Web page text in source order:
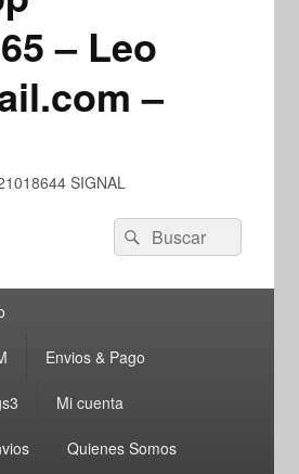
– Leo
–
SIGNAL
Buscar
por:
Buscar
Envios & Pago
Mi cuenta
Quienes Somos